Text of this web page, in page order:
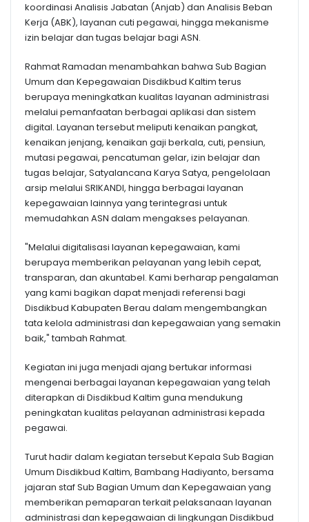
koordinasi Analisis Jabatan (Anjab) dan Analisis Beban
Kerja (ABK), layanan cuti pegawai, hingga mekanisme
izin belajar dan tugas belajar bagi ASN.
Rahmat Ramadan menambahkan bahwa Sub Bagian
Umum dan Kepegawaian Disdikbud Kaltim terus
berupaya meningkatkan kualitas layanan administrasi
melalui pemanfaatan berbagai aplikasi dan sistem
digital. Layanan tersebut meliputi kenaikan pangkat,
kenaikan jenjang, kenaikan gaji berkala, cuti, pensiun,
mutasi pegawai, pencatuman gelar, izin belajar dan
tugas belajar, Satyalancana Karya Satya, pengelolaan
arsip melalui SRIKANDI, hingga berbagai layanan
kepegawaian lainnya yang terintegrasi untuk
memudahkan ASN dalam mengakses pelayanan.
"Melalui digitalisasi layanan kepegawaian, kami
berupaya memberikan pelayanan yang lebih cepat,
transparan, dan akuntabel. Kami berharap pengalaman
yang kami bagikan dapat menjadi referensi bagi
Disdikbud Kabupaten Berau dalam mengembangkan
tata kelola administrasi dan kepegawaian yang semakin
baik," tambah Rahmat.
Kegiatan ini juga menjadi ajang bertukar informasi
mengenai berbagai layanan kepegawaian yang telah
diterapkan di Disdikbud Kaltim guna mendukung
peningkatan kualitas pelayanan administrasi kepada
pegawai.
Turut hadir dalam kegiatan tersebut Kepala Sub Bagian
Umum Disdikbud Kaltim, Bambang Hadiyanto, bersama
jajaran staf Sub Bagian Umum dan Kepegawaian yang
memberikan pemaparan terkait pelaksanaan layanan
administrasi dan kepegawaian di lingkungan Disdikbud